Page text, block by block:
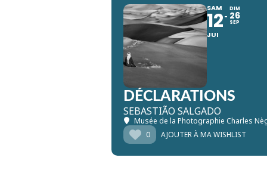
SAM
12
JUI
DIM
26
SEP
DÉCLARATIONS
SEBASTIÃO SALGADO
Musée de la Photographie Charles
0
AJOUTER À MA WISHLIST